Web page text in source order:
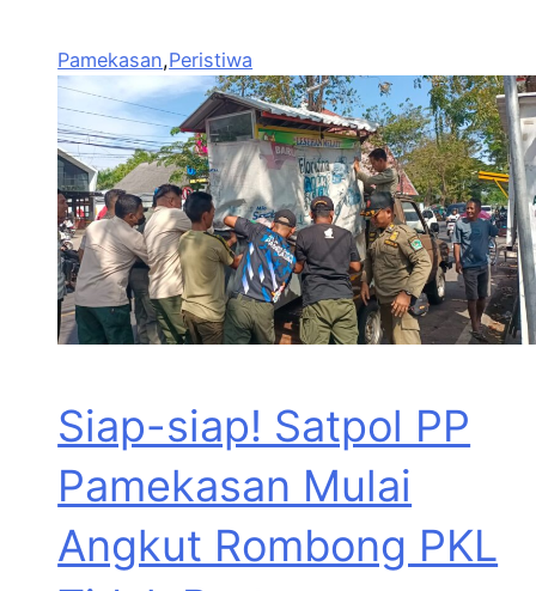
Pamekasan,Peristiwa
Siap-siap! Satpol PP
Pamekasan Mulai
Angkut Rombong PKL